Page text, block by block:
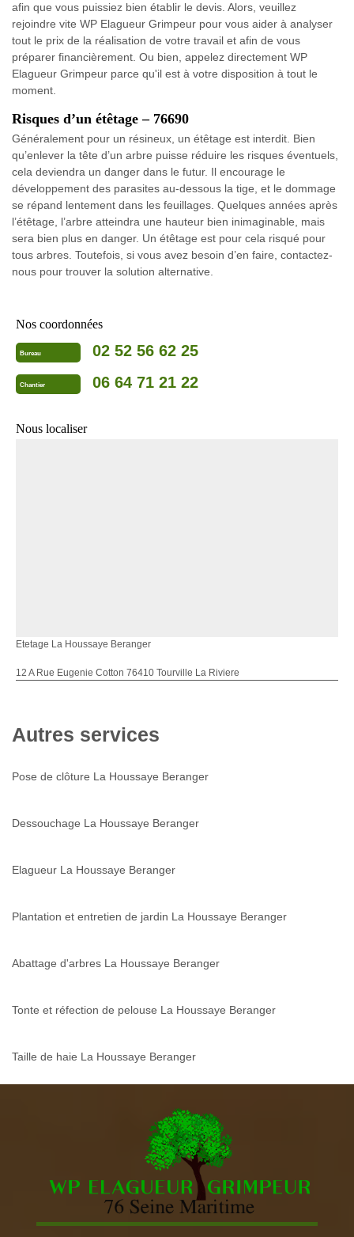
afin que vous puissiez bien établir le devis. Alors, veuillez
rejoindre vite WP Elagueur Grimpeur pour vous aider à analyser
tout le prix de la réalisation de votre travail et afin de vous
préparer financièrement. Ou bien, appelez directement WP
Elagueur Grimpeur parce qu'il est à votre disposition à tout le
moment.
Risques d’un étêtage – 76690
Généralement pour un résineux, un étêtage est interdit. Bien
qu’enlever la tête d’un arbre puisse réduire les risques éventuels,
cela deviendra un danger dans le futur. Il encourage le
développement des parasites au-dessous la tige, et le dommage
se répand lentement dans les feuillages. Quelques années après
l’étêtage, l’arbre atteindra une hauteur bien inimaginable, mais
sera bien plus en danger. Un étêtage est pour cela risqué pour
tous arbres. Toutefois, si vous avez besoin d’en faire, contactez-
nous pour trouver la solution alternative.
Nos coordonnées
Bureau 02 52 56 62 25
Chantier 06 64 71 21 22
Nous localiser
Etetage La Houssaye Beranger
12 A Rue Eugenie Cotton 76410 Tourville La Riviere
Autres services
Pose de clôture La Houssaye Beranger
Dessouchage La Houssaye Beranger
Elagueur La Houssaye Beranger
Plantation et entretien de jardin La Houssaye Beranger
Abattage d'arbres La Houssaye Beranger
Tonte et réfection de pelouse La Houssaye Beranger
Taille de haie La Houssaye Beranger